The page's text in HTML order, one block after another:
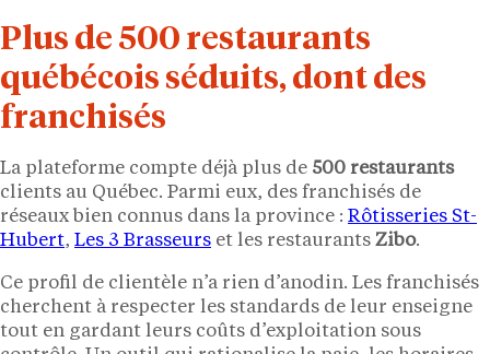
Plus de 500 restaurants
québécois séduits, dont des
franchisés
La plateforme compte déjà plus de 500 restaurants
clients au Québec. Parmi eux, des franchisés de
réseaux bien connus dans la province : Rôtisseries St-
Hubert, Les 3 Brasseurs et les restaurants Zibo.
Ce profil de clientèle n’a rien d’anodin. Les franchisés
cherchent à respecter les standards de leur enseigne
tout en gardant leurs coûts d’exploitation sous